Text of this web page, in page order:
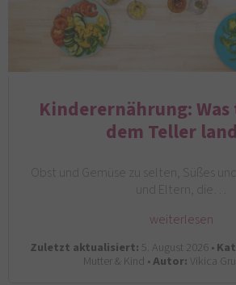
Kinderernährung:
dem Teller
Obst und Gemüse zu selten, Süßes
und Eltern, die…
weiterlesen
Zuletzt aktualisiert: 5. August 2026 •
Mutter & Kind •Autor:Vikica